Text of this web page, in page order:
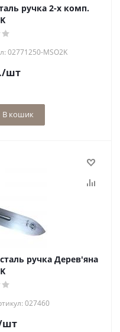
ручка 2-х комп.
02771250-MSO2K
/шт
В кошик
ручка Дерев'яна
027460